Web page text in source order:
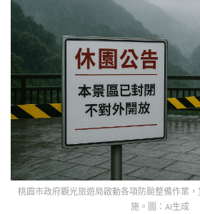
桃園市政府觀光旅遊局啟動各項防颱整備作業
施。圖：AI生成